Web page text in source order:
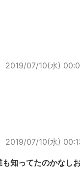
2019/07/10(水)
2019/07/10(水)
知ってたのかなし